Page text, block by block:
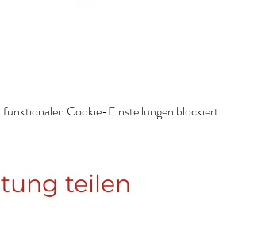
Cookie-Einstellungen blockiert.
teilen